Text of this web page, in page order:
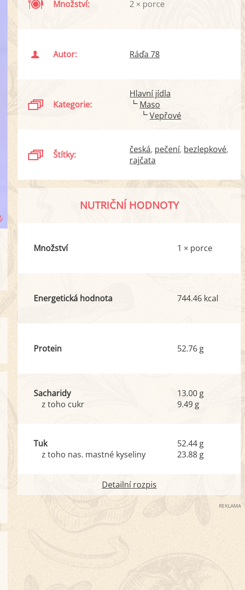
Množství: 2 × porce
Autor: Ráďa 78
Kategorie:
Hlavní jídla
Maso
Vepřové
Štítky: česká pečení bezlepkové
rajčata
NUTRIČNÍ HODNOTY
Množství 1 × porce
Energetická hodnota 744.46 kcal
Protein 52.76 g
Sacharidy
z toho cukr
13.00 g
9.49 g
Tuk
z toho nas. mastné kyseliny
52.44 g
23.88 g
Detailní rozpis
REKLAMA